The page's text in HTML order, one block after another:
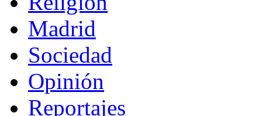
Madrid
Sociedad
Opinión
Reportajes